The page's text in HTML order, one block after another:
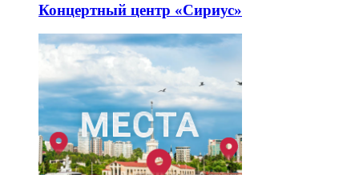
Концертный центр «Сириус»